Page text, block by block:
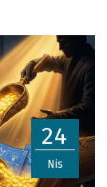
24
Nis